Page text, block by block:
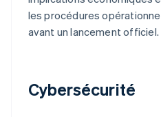
les procédures
avant un lancement officiel.
Cybersécurité